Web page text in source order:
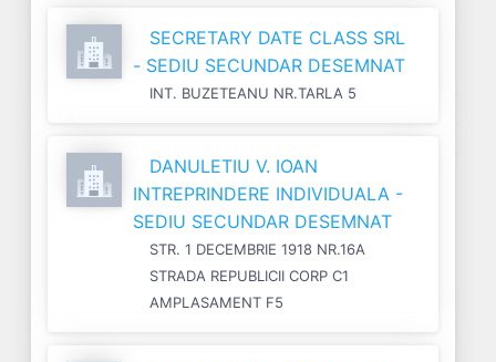
SECRETARY DATE CLASS SRL
- SEDIU SECUNDAR DESEMNAT
INT. BUZETEANU NR.TARLA 5
DANULETIU V. IOAN
INTREPRINDERE INDIVIDUALA -
SEDIU SECUNDAR DESEMNAT
STR. 1 DECEMBRIE 1918 NR.16A
STRADA REPUBLICII CORP C1
AMPLASAMENT F5